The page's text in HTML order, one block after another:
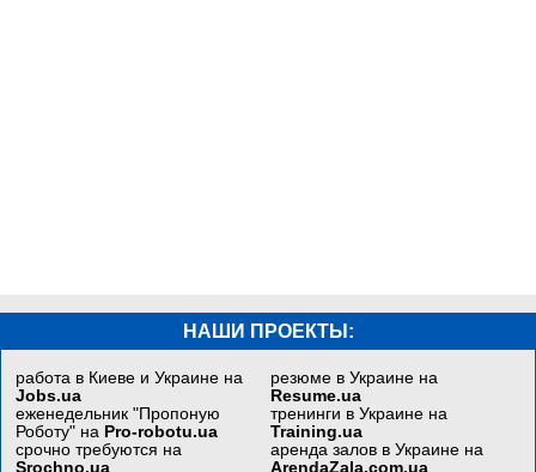
НАШИ ПРОЕКТЫ:
работа в Киеве и Украине на
Jobs.ua
еженедельник "Пропоную
Роботу" на Pro-robotu.ua
срочно требуются на
Srochno.ua
резюме в Украине на
Resume.ua
тренинги в Украине на
Training.ua
аренда залов в Украине на
ArendaZala.com.ua